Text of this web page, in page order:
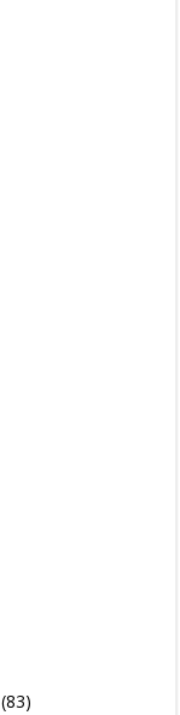
(83)